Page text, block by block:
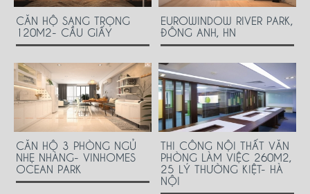
CĂN HỘ SANG TRỌNG
120M2- CẦU GIẤY
EUROWINDOW RIVER PARK,
ĐÔNG ANH, HN
CĂN HỘ 3 PHÒNG NGỦ
NHẸ NHÀNG- VINHOMES
OCEAN PARK
THI CÔNG NỘI THẤT VĂN
PHÒNG LÀM VIỆC 260M2,
25 LÝ THƯỜNG KIỆT- HÀ
NỘI